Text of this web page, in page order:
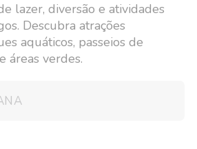
lazer, diversão e atividades
Descubra atrações
aquáticos, passeios de
áreas verdes.